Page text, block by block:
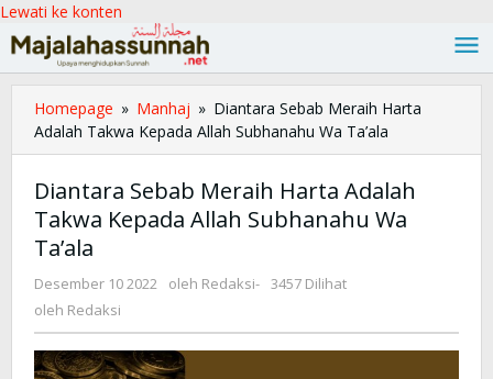
Lewati ke konten
Homepage » Manhaj » Diantara Sebab Meraih Harta
Adalah Takwa Kepada Allah Subhanahu Wa Ta’ala
Diantara Sebab Meraih Harta Adalah
Takwa Kepada Allah Subhanahu Wa
Ta’ala
Desember 10 2022 oleh Redaksi- 3457 Dilihat
oleh Redaksi